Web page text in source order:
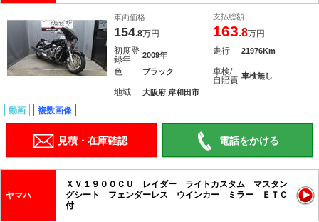
車両価格
154.8万円
支払総額
163.8万円
初度登
録年
2009年 走行 21976Km
色 ブラック
車検/
自賠責 車検無し
地域 大阪府 岸和田市
動画 複数画像
見積・在庫確認 電話をかける
ヤマハ
ＸＶ１９００ＣＵ レイダー ライトカスタム マスタン
グシート フェンダーレス ウインカー ミラー ＥＴＣ
付